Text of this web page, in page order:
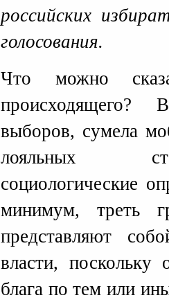
российских
голосования.
Что можно
происходящего?
выборов, сумела
лояльных
социологические
минимум, треть
представляют
власти,
блага по тем или